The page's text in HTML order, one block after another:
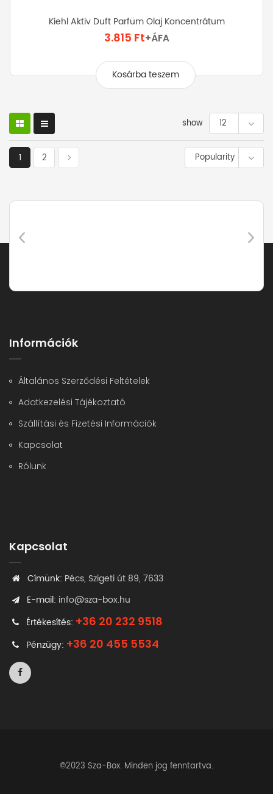
Kiehl Aktiv Duft Parfüm Olaj Koncentrátum
3.815 Ft+ÁFA
Kosárba teszem
show 12
Popularity
1 2
Információk
Általános Szerződési Feltételek
Adatkezelési Tájékoztató
Szállítási és Fizetési Információk
Kapcsolat
Rólunk
Kapcsolat
Címünk: Pécs, Szigeti út 89, 7633
E-mail: info@sza-box.hu
Értékesítés: +36 20 232 9518
Pénzügy: +36 20 455 5534
©2023 Sza-Box. Minden jog fenntartva.